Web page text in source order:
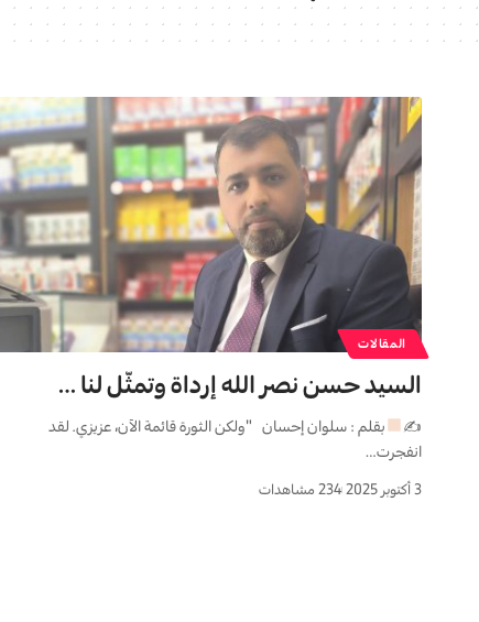
المقالات
السيد حسن نصر الله إرداة وتمثّل لنا …
✍
بقلم : سلوان إحسان "ولكن الثورة قائمة الآن، عزيزي. لقد
انفجرت…
3 أكتوبر 2025 234 مشاهدات